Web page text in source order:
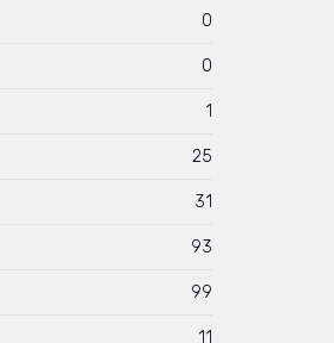
0
0
1
25
31
93
99
11